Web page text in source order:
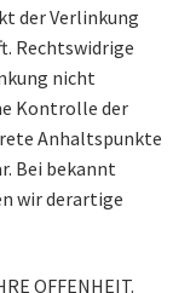
der Verlinkung
Rechtswidrige
nicht
Kontrolle der
Anhaltspunkte
Bei bekannt
wir derartige
OFFENHEIT.